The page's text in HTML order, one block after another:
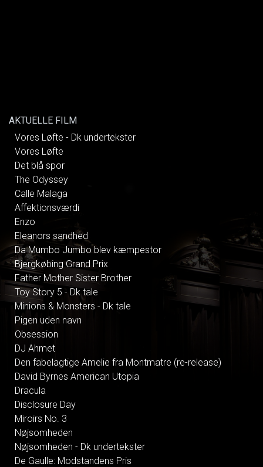
AKTUELLE FILM
Vores Løfte - Dk undertekster
Vores Løfte
Det blå spor
The Odyssey
Calle Malaga
Affektionsværdi
Enzo
Eleanors sandhed
Da Mumbo Jumbo blev kæmpestor
Bjergkøbing Grand Prix
Father Mother Sister Brother
Toy Story 5 - Dk tale
Minions & Monsters - Dk tale
Pigen uden navn
Obsession
DJ Ahmet
Den fabelagtige Amelie fra Montmatre (re-release)
David Byrnes American Utopia
Dracula
Disclosure Day
Miroirs No. 3
Nøjsomheden
Nøjsomheden - Dk undertekster
De Gaulle: Modstandens Pris